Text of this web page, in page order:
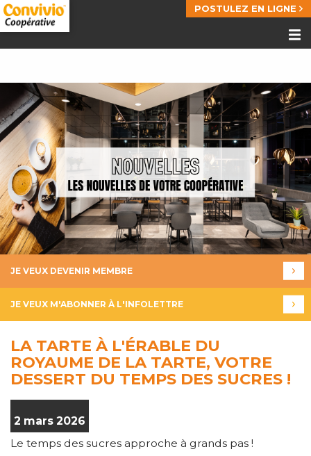
POSTULEZ EN LIGNE
JE VEUX DEVENIR MEMBRE
JE VEUX M'ABONNER À L'INFOLETTRE
LA TARTE À L'ÉRABLE DU
ROYAUME DE LA TARTE, VOTRE
DESSERT DU TEMPS DES SUCRES !
2 mars 2026
Le temps des sucres approche à grands pas !